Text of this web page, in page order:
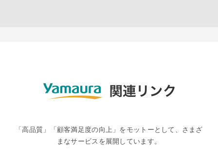
「高品質」「顧客満足度の向上」をモットーとして、さまざ
まなサービスを展開しています。